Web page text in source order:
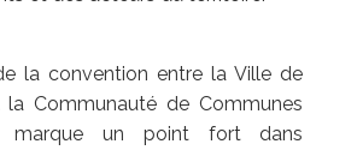
la convention entre la Ville de
la Communauté de Communes
marque un point fort dans